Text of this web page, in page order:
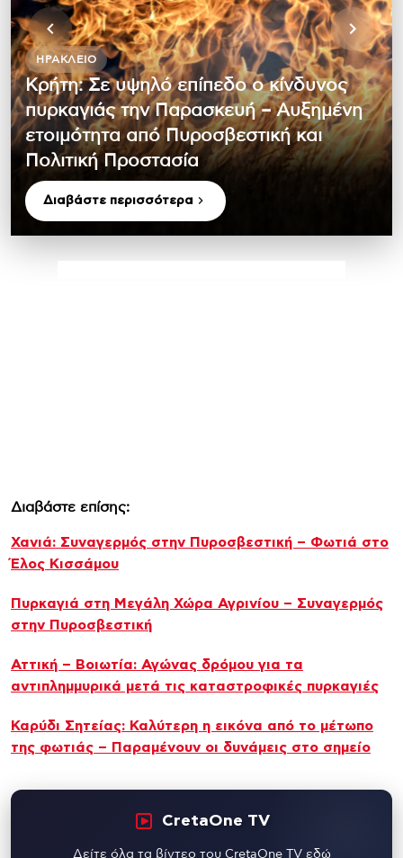
ΗΡΆΚΛΕΙΟ
Κρήτη: Σε υψηλό επίπεδο ο κίνδυνος
πυρκαγιάς την Παρασκευή – Αυξημένη
ετοιμότητα από Πυροσβεστική και
Πολιτική Προστασία
Διαβάστε περισσότερα
Διαβάστε επίσης:
Χανιά: Συναγερμός στην Πυροσβεστική – Φωτιά στο
Έλος Κισσάμου
Πυρκαγιά στη Μεγάλη Χώρα Αγρινίου – Συναγερμός
στην Πυροσβεστική
Αττική – Βοιωτία: Αγώνας δρόμου για τα
αντιπλημμυρικά μετά τις καταστροφικές πυρκαγιές
Καρύδι Σητείας: Καλύτερη η εικόνα από το μέτωπο
της φωτιάς – Παραμένουν οι δυνάμεις στο σημείο
CretaOne TV
Δείτε όλα τα βίντεο του CretaOne TV εδώ